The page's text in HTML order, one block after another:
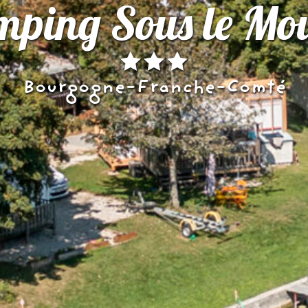
Sous le
Bourgogne-Franche-Comté